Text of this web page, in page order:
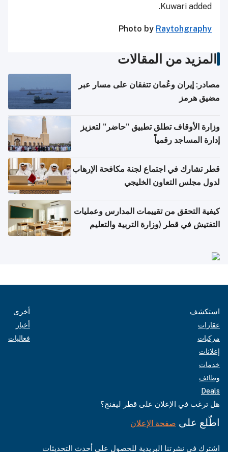
Kuwari added.
Photo by Raytohgraphy
المزيد من المقالات
مصادر: إيران وعُمان تتفقان على مسار عبر
مضيق هرمز
وزارة الأوقاف تطلق تطبيق "حاضر" لتعزيز
إدارة المساجد رقمياً
قطر تشارك في اجتماع لجنة مكافحة الإرهاب
لدول مجلس التعاون الخليجي
كيفية التحقق من تقييمات المدارس وعمليات
التفتيش في قطر (وزارة التربية والتعليم
استكشف
عقارات
مركبات
إعلانات
خدمات
وظائف
Deals
أخرى
أخبار
فعاليات
هل ترغب في الإعلان على قطر ليفنج؟
اطّلع على صفحة الإعلان
اشترك في نشرتنا البريدية للحصول على أحدث التحديثات